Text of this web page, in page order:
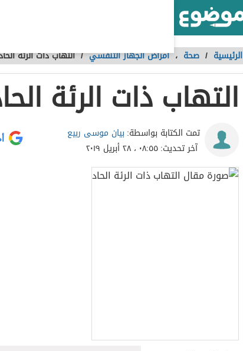
الرئيسية / صحة ،أمراض الجهاز التنفسي /التهاب ذات الرئة
التهاب ذات الرئة
تمت الكتابة بواسطة: بيان موسى ربيع
آخر تحديث:٠٨:٥٥ ، ٢٨ أبريل ٢٠١٩